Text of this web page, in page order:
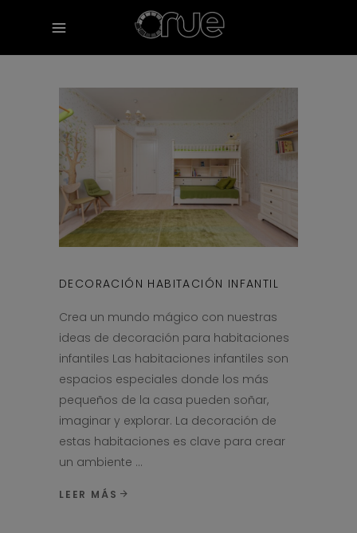
DECORACIÓN HABITACIÓN INFANTIL
Crea un mundo mágico con nuestras
ideas de decoración para habitaciones
infantiles Las habitaciones infantiles son
espacios especiales donde los más
pequeños de la casa pueden soñar,
imaginar y explorar. La decoración de
estas habitaciones es clave para crear
un ambiente
LEER MÁS